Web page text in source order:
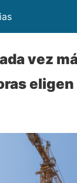
vez
eligen